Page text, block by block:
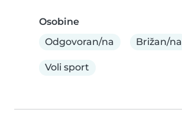
Osobine
Odgovoran/na
Brižan/na
Voli sport